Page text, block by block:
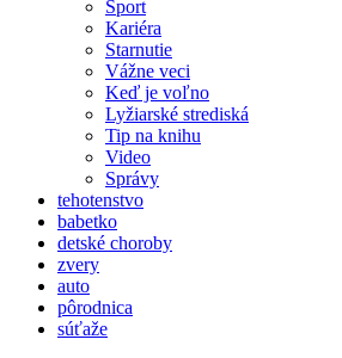
Šport
Kariéra
Starnutie
Vážne veci
Keď je voľno
Lyžiarské strediská
Tip na knihu
Video
Správy
tehotenstvo
babetko
detské choroby
zvery
auto
pôrodnica
súťaže